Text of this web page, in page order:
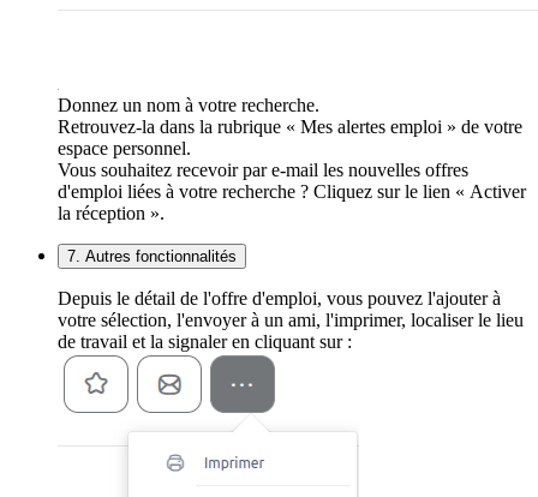
Donnez un nom à votre recherche.
Retrouvez-la dans la rubrique « Mes alertes emploi » de votre
espace personnel.
Vous souhaitez recevoir par e-mail les nouvelles offres
d'emploi liées à votre recherche ? Cliquez sur le lien « Activer
la réception ».
7. Autres fonctionnalités
Depuis le détail de l'offre d'emploi, vous pouvez l'ajouter à
votre sélection, l'envoyer à un ami, l'imprimer, localiser le lieu
de travail et la signaler en cliquant sur :